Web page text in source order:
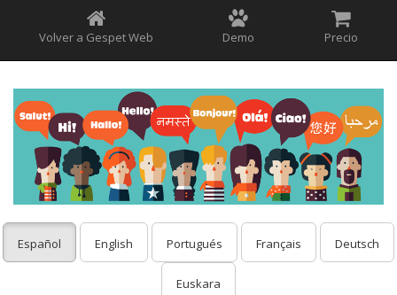
Volver a Gespet Web Demo Precio
Español English Portugués Français Deutsch
Euskara